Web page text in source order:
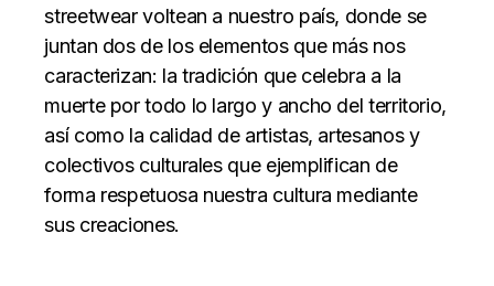
streetwear voltean a nuestro país, donde se
juntan dos de los elementos que más nos
caracterizan: la tradición que celebra a la
muerte por todo lo largo y ancho del territorio,
así como la calidad de artistas, artesanos y
colectivos culturales que ejemplifican de
forma respetuosa nuestra cultura mediante
sus creaciones.